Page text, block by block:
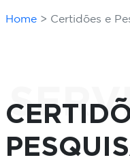
Home Certidões e